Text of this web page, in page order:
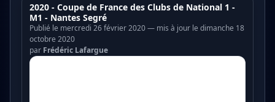
2020 - Coupe de France des Clubs de National 1 -
M1 - Nantes Segré
Publié le mercredi 26 février 2020 — mis à jour le dimanche 18
octobre 2020
par Frédéric Lafargue